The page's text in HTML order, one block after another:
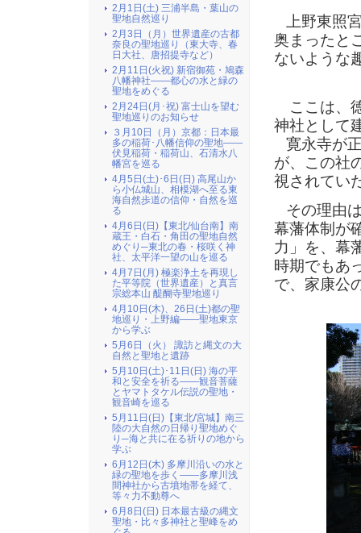
上野東照
奥まったと
ないような
ここは、
神社として
寛永寺が
が、この社
視されてい
その理由
幕藩体制が
力」を、幕
時期でもあ
で、家康公
2月1日(土) 三浦半島・葉山の
聖地自然巡り
2月3日（月）世界遺産の古都
奈良の聖地巡り（東大寺、春
日大社、唐招提寺など）
2月11日(火祝) 新宿御苑・鳩森
八幡神社――都心の水と緑の
聖地をめぐる
2月24日(月･祝) 富士山を望む
聖地巡りのお知らせ
３月10日（月）京都：日本最
多の稲荷･八幡信仰の聖地――
伏見稲荷・稲荷山、石清水八
幡宮を巡る
4月5日(土)･6日(日) 高尾山か
ら小仏城山、相模湖へ至る東
海自然歩道の信仰・自然を巡
る
4月6日(日)【東北/仙台南】南
蔵王・白石・角田の聖地自然
めぐり─東北の春・桜咲く神
社、太平洋一望の山を巡る
4月7日(月) 極楽浄土を再現し
た平等院（世界遺産）と真言
宗総本山 醍醐寺聖地巡り
4月10日(木)、26日(土)都の聖
地巡り・上野編――聖地東京
から学ぶ
5月6日（火） 諏訪と縄文の大
自然と聖地と遺跡
5月10日(土)･11日(日) 海の平
和と安全を祈る――観音菩薩
とヤマトタケル伝説の聖地・
観音崎を巡る
5月11日(日)【東北/宮城】南三
陸の大自然の日帰り聖地めぐ
り─海と共に在る祈りの地から
学ぶ
6月12日(木) 多摩川沿いの水と
緑の聖地を歩く――多摩川浅
間神社から古墳地帯を経て、
等々力不動尊へ
6月8日(日) 日本最古級の縄文
聖地・比々多神社と聖峰をめ